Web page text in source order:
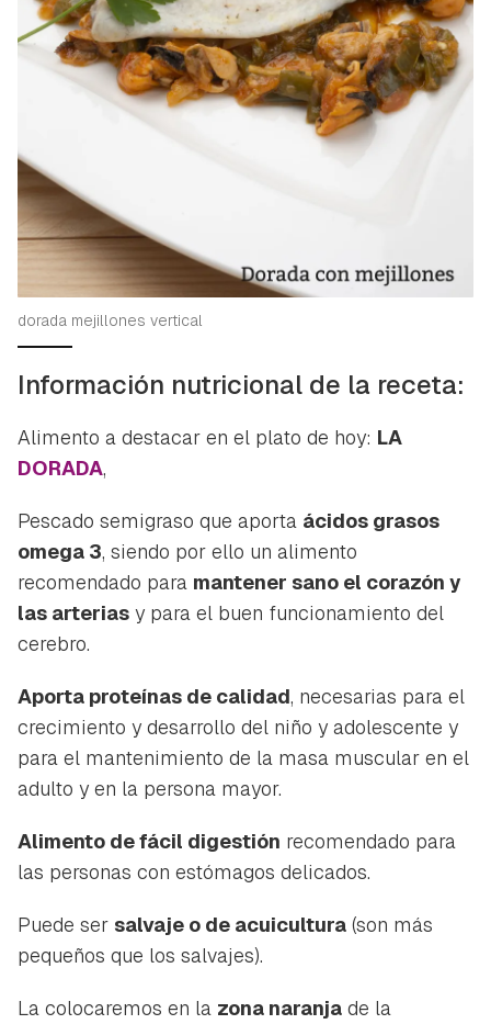
Guardar como favorito
iniciar sesión con tu cuenta de Hogarmanía.
INICIAR SESIÓN CANCELAR
dorada mejillones vertical
Información nutricional de la receta:
Alimento a destacar en el plato de hoy: LA
DORADA,
Pescado semigraso que aporta ácidos grasos
omega 3, siendo por ello un alimento
recomendado para mantener sano el corazón y
las arterias y para el buen funcionamiento del
cerebro.
Aporta proteínas de calidad, necesarias para el
crecimiento y desarrollo del niño y adolescente y
para el mantenimiento de la masa muscular en el
adulto y en la persona mayor.
Alimento de fácil digestión recomendado para
las personas con estómagos delicados.
Puede ser salvaje o de acuicultura (son más
pequeños que los salvajes).
La colocaremos en la zona naranja de la
Contenido enviado
Gracias por suscribirte a nuestro boletín.
ACEPTAR